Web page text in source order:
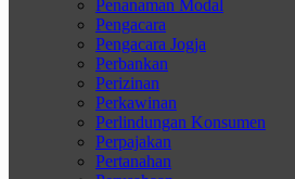
Penanaman Modal
Pengacara
Pengacara Jogja
Perbankan
Perizinan
Perkawinan
Perlindungan Konsumen
Perpajakan
Pertanahan